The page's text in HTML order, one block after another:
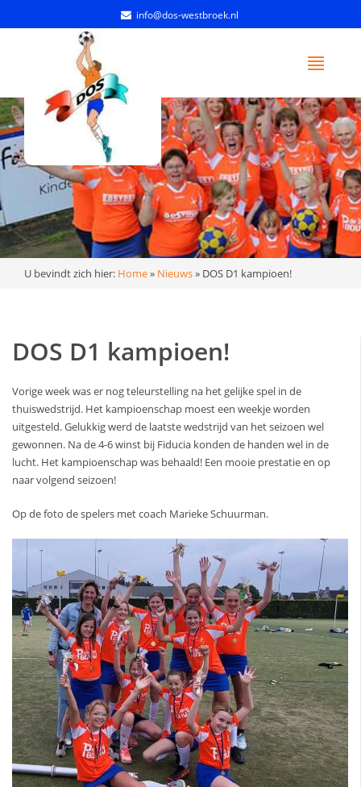
info@dos-westbroek.nl
U bevindt zich hier: Home» Nieuws» DOS D1 kampioen!
DOS D1 kampioen!
Vorige week was er nog teleurstelling na het gelijke spel in de
thuiswedstrijd. Het kampioenschap moest een weekje worden
uitgesteld. Gelukkig werd de laatste wedstrijd van het seizoen wel
gewonnen. Na de 4-6 winst bij Fiducia konden de handen wel in de
lucht. Het kampioenschap was behaald! Een mooie prestatie en op
naar volgend seizoen!
Op de foto de spelers met coach Marieke Schuurman.